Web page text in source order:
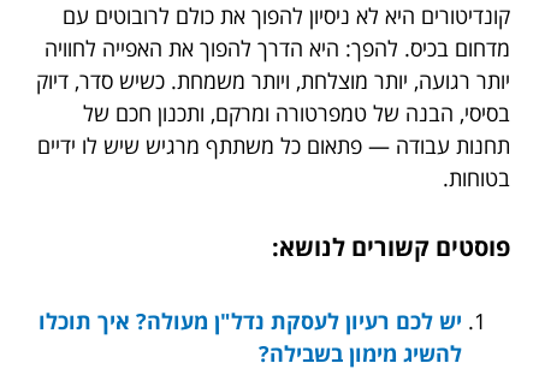
קונדיטורים היא לא ניסיון להפוך את כולם לרובוטים עם
מדחום בכיס. להפך: היא הדרך להפוך את האפייה לחוויה
יותר רגועה, יותר מוצלחת, ויותר משמחת. כשיש סדר, דיוק
בסיסי, הבנה של טמפרטורה ומרקם, ותכנון חכם של
תחנות עבודה — פתאום כל משתתף מרגיש שיש לו ידיים
בטוחות.
פוסטים קשורים לנושא:
יש לכם רעיון לעסקת נדל"ן מעולה? איך תוכלו
להשיג מימון בשבילה?